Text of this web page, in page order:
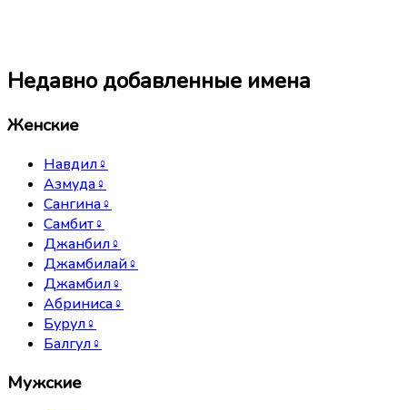
Недавно добавленные имена
Женские
Навдил♀
Азмуда♀
Сангина♀
Самбит♀
Джанбил♀
Джамбилай♀
Джамбил♀
Абриниса♀
Бурул♀
Балгул♀
Мужские